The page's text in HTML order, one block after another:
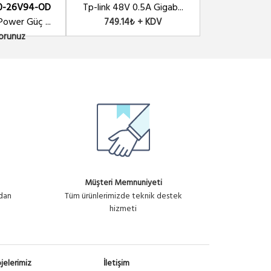
PANEL-8PORT-GB-POE
8 PORT GBIT POE PANEL I...
1,947.76₺ + KDV
26V94-OD
Güç ...
Tp-link 48V 0.5A Gigab...
749.14₺ + KDV
Müşteri Memnuniyeti
Tüm ürünlerimizde teknik destek
hizmeti
İletişim